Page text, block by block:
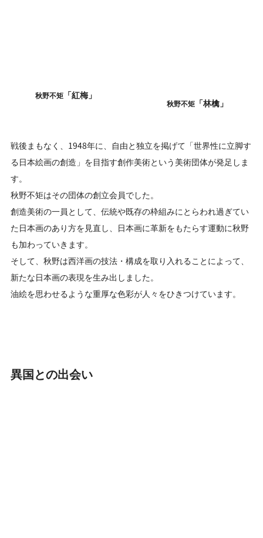
秋野不矩 「紅梅」
秋野不矩 「林檎」
戦後まもなく、1948年に、自由と独立を掲げて「世界性に立脚す
る日本絵画の創造」を目指す創作美術という美術団体が発足しま
す。
秋野不矩はその団体の創立会員でした。
創造美術の一員として、伝統や既存の枠組みにとらわれ過ぎてい
た日本画のあり方を見直し、日本画に革新をもたらす運動に秋野
も加わっていきます。
そして、秋野は西洋画の技法・構成を取り入れることによって、
新たな日本画の表現を生み出しました。
油絵を思わせるような重厚な色彩が人々をひきつけています。
異国との出会い